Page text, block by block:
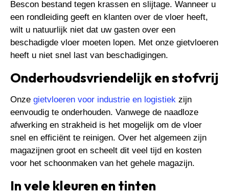
Bescon bestand tegen krassen en slijtage. Wanneer u
een rondleiding geeft en klanten over de vloer heeft,
wilt u natuurlijk niet dat uw gasten over een
beschadigde vloer moeten lopen. Met onze gietvloeren
heeft u niet snel last van beschadigingen.
Onderhoudsvriendelijk en stofvrij
Onze gietvloeren voor industrie en logistiek zijn
eenvoudig te onderhouden. Vanwege de naadloze
afwerking en strakheid is het mogelijk om de vloer
snel en efficiënt te reinigen. Over het algemeen zijn
magazijnen groot en scheelt dit veel tijd en kosten
voor het schoonmaken van het gehele magazijn.
In vele kleuren en tinten